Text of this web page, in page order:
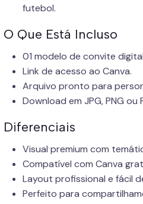
futebol.
O Que Está Incluso
01 modelo de convite
Link de acesso ao Canva.
Arquivo pronto para
Download em JPG, PNG ou
Diferenciais
Visual premium com
Compatível com Canva
Layout profissional e fácil
Perfeito para